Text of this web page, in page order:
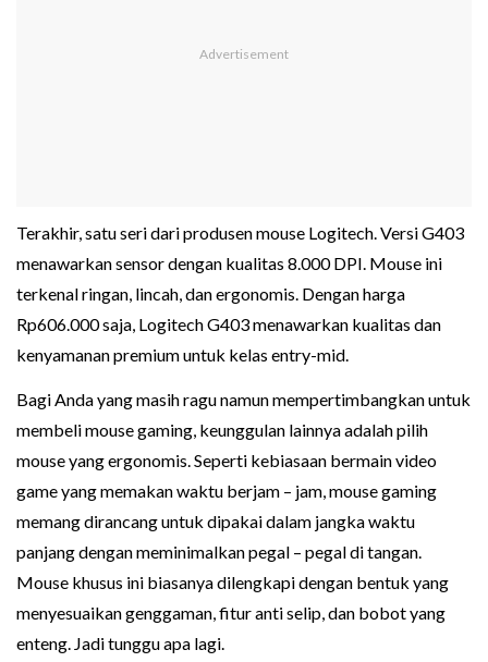
Terakhir, satu seri dari produsen mouse Logitech. Versi G403
menawarkan sensor dengan kualitas 8.000 DPI. Mouse ini
terkenal ringan, lincah, dan ergonomis. Dengan harga
Rp606.000 saja, Logitech G403 menawarkan kualitas dan
kenyamanan premium untuk kelas entry-mid.
Bagi Anda yang masih ragu namun mempertimbangkan untuk
membeli mouse gaming, keunggulan lainnya adalah pilih
mouse yang ergonomis. Seperti kebiasaan bermain video
game yang memakan waktu berjam – jam, mouse gaming
memang dirancang untuk dipakai dalam jangka waktu
panjang dengan meminimalkan pegal – pegal di tangan.
Mouse khusus ini biasanya dilengkapi dengan bentuk yang
menyesuaikan genggaman, fitur anti selip, dan bobot yang
enteng. Jadi tunggu apa lagi.